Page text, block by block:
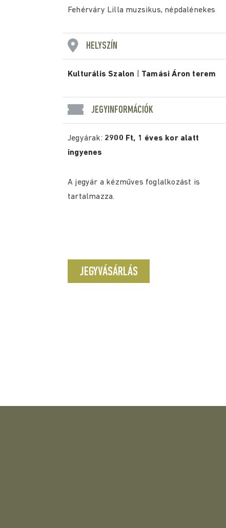
Fehérváry Lilla muzsikus, népdalénekes
HELYSZÍN
Kulturális Szalon Tamási Áron terem
JEGYINFORMÁCIÓK
Jegyárak: 2900 Ft, 1 éves kor alatt
ingyenes
A jegyár a kézműves foglalkozást is
tartalmazza.
JEGYVÁSÁRLÁS